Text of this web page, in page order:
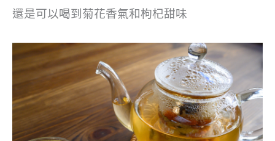
還是可以喝到菊花香氣和枸杞甜味